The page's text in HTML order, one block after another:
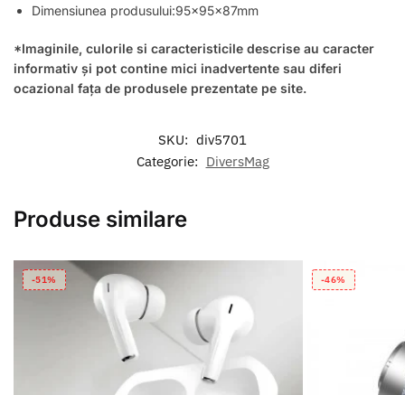
Dimensiunea produsului:95x95x87mm
*Imaginile, culorile si caracteristicile descrise au caracter
informativ și pot contine mici inadvertente sau diferi
ocazional fața de produsele prezentate pe site.
SKU: div5701
Categorie: DiversMag
Produse similare
-51% -46%